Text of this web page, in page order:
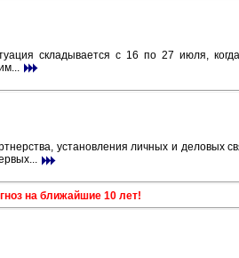
складывается с 16 по 27 июля,
установления личных и деловых
на ближайшие 10 лет!